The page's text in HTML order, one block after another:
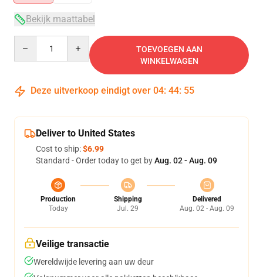
Bekijk maattabel
TOEVOEGEN AAN
WINKELWAGEN
Deze uitverkoop eindigt over 04: 44: 54
Deliver to United States
Cost to ship:$6.99
Standard - Order today to get byAug. 02 - Aug. 09
Production
Today
Shipping
Jul. 29
Delivered
Aug. 02 - Aug. 09
Veilige transactie
Wereldwijde levering aan uw deur